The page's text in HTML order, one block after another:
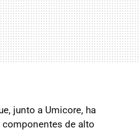
junto a Umicore, ha
de alto